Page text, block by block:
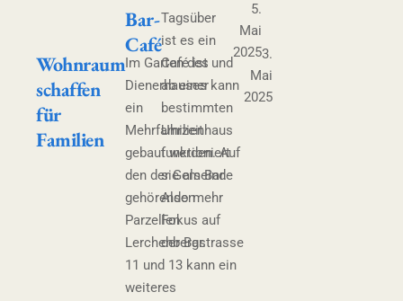
Bar-
Café
Tagsüber
ist es ein
Café ist und
ab einer
bestimmten
Uhrzeit
funktioniert
sie als Bar.
Also mehr
Fokus auf
der Bar.
5.
Mai
2025
Wohnraum
schaffen
für
Familien
Im Garten des
Dienerhauses kann
ein
Mehrfamilienhaus
gebaut werden. Auf
den der Gemeinde
gehörenden
Parzellen
Lerchenbergstrasse
11 und 13 kann ein
weiteres
3.
Mai
2025